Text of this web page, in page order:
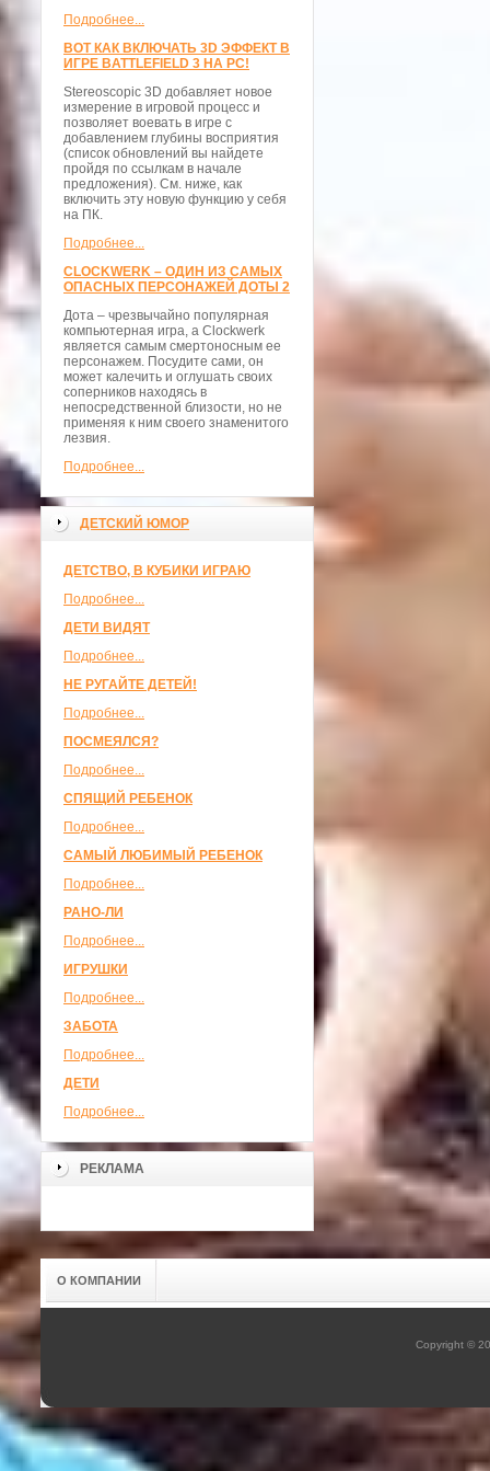
Подробнее...
ВОТ КАК ВКЛЮЧАТЬ 3D ЭФФЕКТ В
ИГРЕ BATTLEFIELD 3 НА PC!
Stereoscopic 3D добавляет новое
измерение в игровой процесс и
позволяет воевать в игре с
добавлением глубины восприятия
(список обновлений вы найдете
пройдя по ссылкам в начале
предложения). См. ниже, как
включить эту новую функцию у себя
на ПК.
Подробнее...
CLOCKWERK – ОДИН ИЗ САМЫХ
ОПАСНЫХ ПЕРСОНАЖЕЙ ДОТЫ 2
Дота – чрезвычайно популярная
компьютерная игра, а Clockwerk
является самым смертоносным ее
персонажем. Посудите сами, он
может калечить и оглушать своих
соперников находясь в
непосредственной близости, но не
применяя к ним своего знаменитого
лезвия.
Подробнее...
ДЕТСКИЙ ЮМОР
ДЕТСТВО, В КУБИКИ ИГРАЮ
Подробнее...
ДЕТИ ВИДЯТ
Подробнее...
НЕ РУГАЙТЕ ДЕТЕЙ!
Подробнее...
ПОСМЕЯЛСЯ?
Подробнее...
СПЯЩИЙ РЕБЕНОК
Подробнее...
САМЫЙ ЛЮБИМЫЙ РЕБЕНОК
Подробнее...
РАНО-ЛИ
Подробнее...
ИГРУШКИ
Подробнее...
ЗАБОТА
Подробнее...
ДЕТИ
Подробнее...
РЕКЛАМА
О КОМПАНИИ
Copyright ©